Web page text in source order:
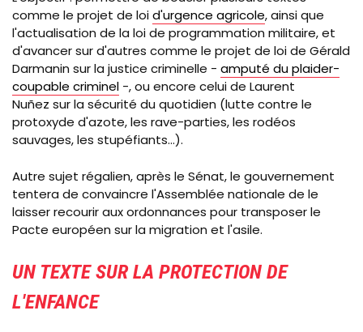
comme le projet de loid'urgence agricole, ainsi que
l'actualisation de la loi de programmation militaire, et
d'avancer sur d'autres comme le projet de loi de Gérald
Darmanin sur la justice criminelle - amputé du plaider-
coupable criminel -, ou encore celui de Laurent
Nuñez sur la sécurité du quotidien (lutte contre le
protoxyde d'azote, les rave-parties, les rodéos
sauvages, les stupéfiants...).
Autre sujet régalien, après le Sénat, le gouvernement
tentera de convaincre l'Assemblée nationale de le
laisser recourir aux ordonnances pour transposer le
Pacte européen sur la migration et l'asile.
UN TEXTE SUR LA PROTECTION DE
L'ENFANCE